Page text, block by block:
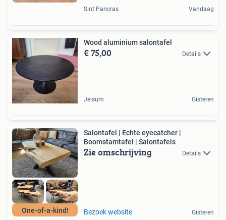
Sint Pancras Vandaag
Wood aluminium salontafel
€ 75,00 Details
Jelsum Gisteren
One-of-a-kind!
Salontafel | Echte eyecatcher |
Boomstamtafel | Salontafels
Zie omschrijving Details
Bezoek website Gisteren